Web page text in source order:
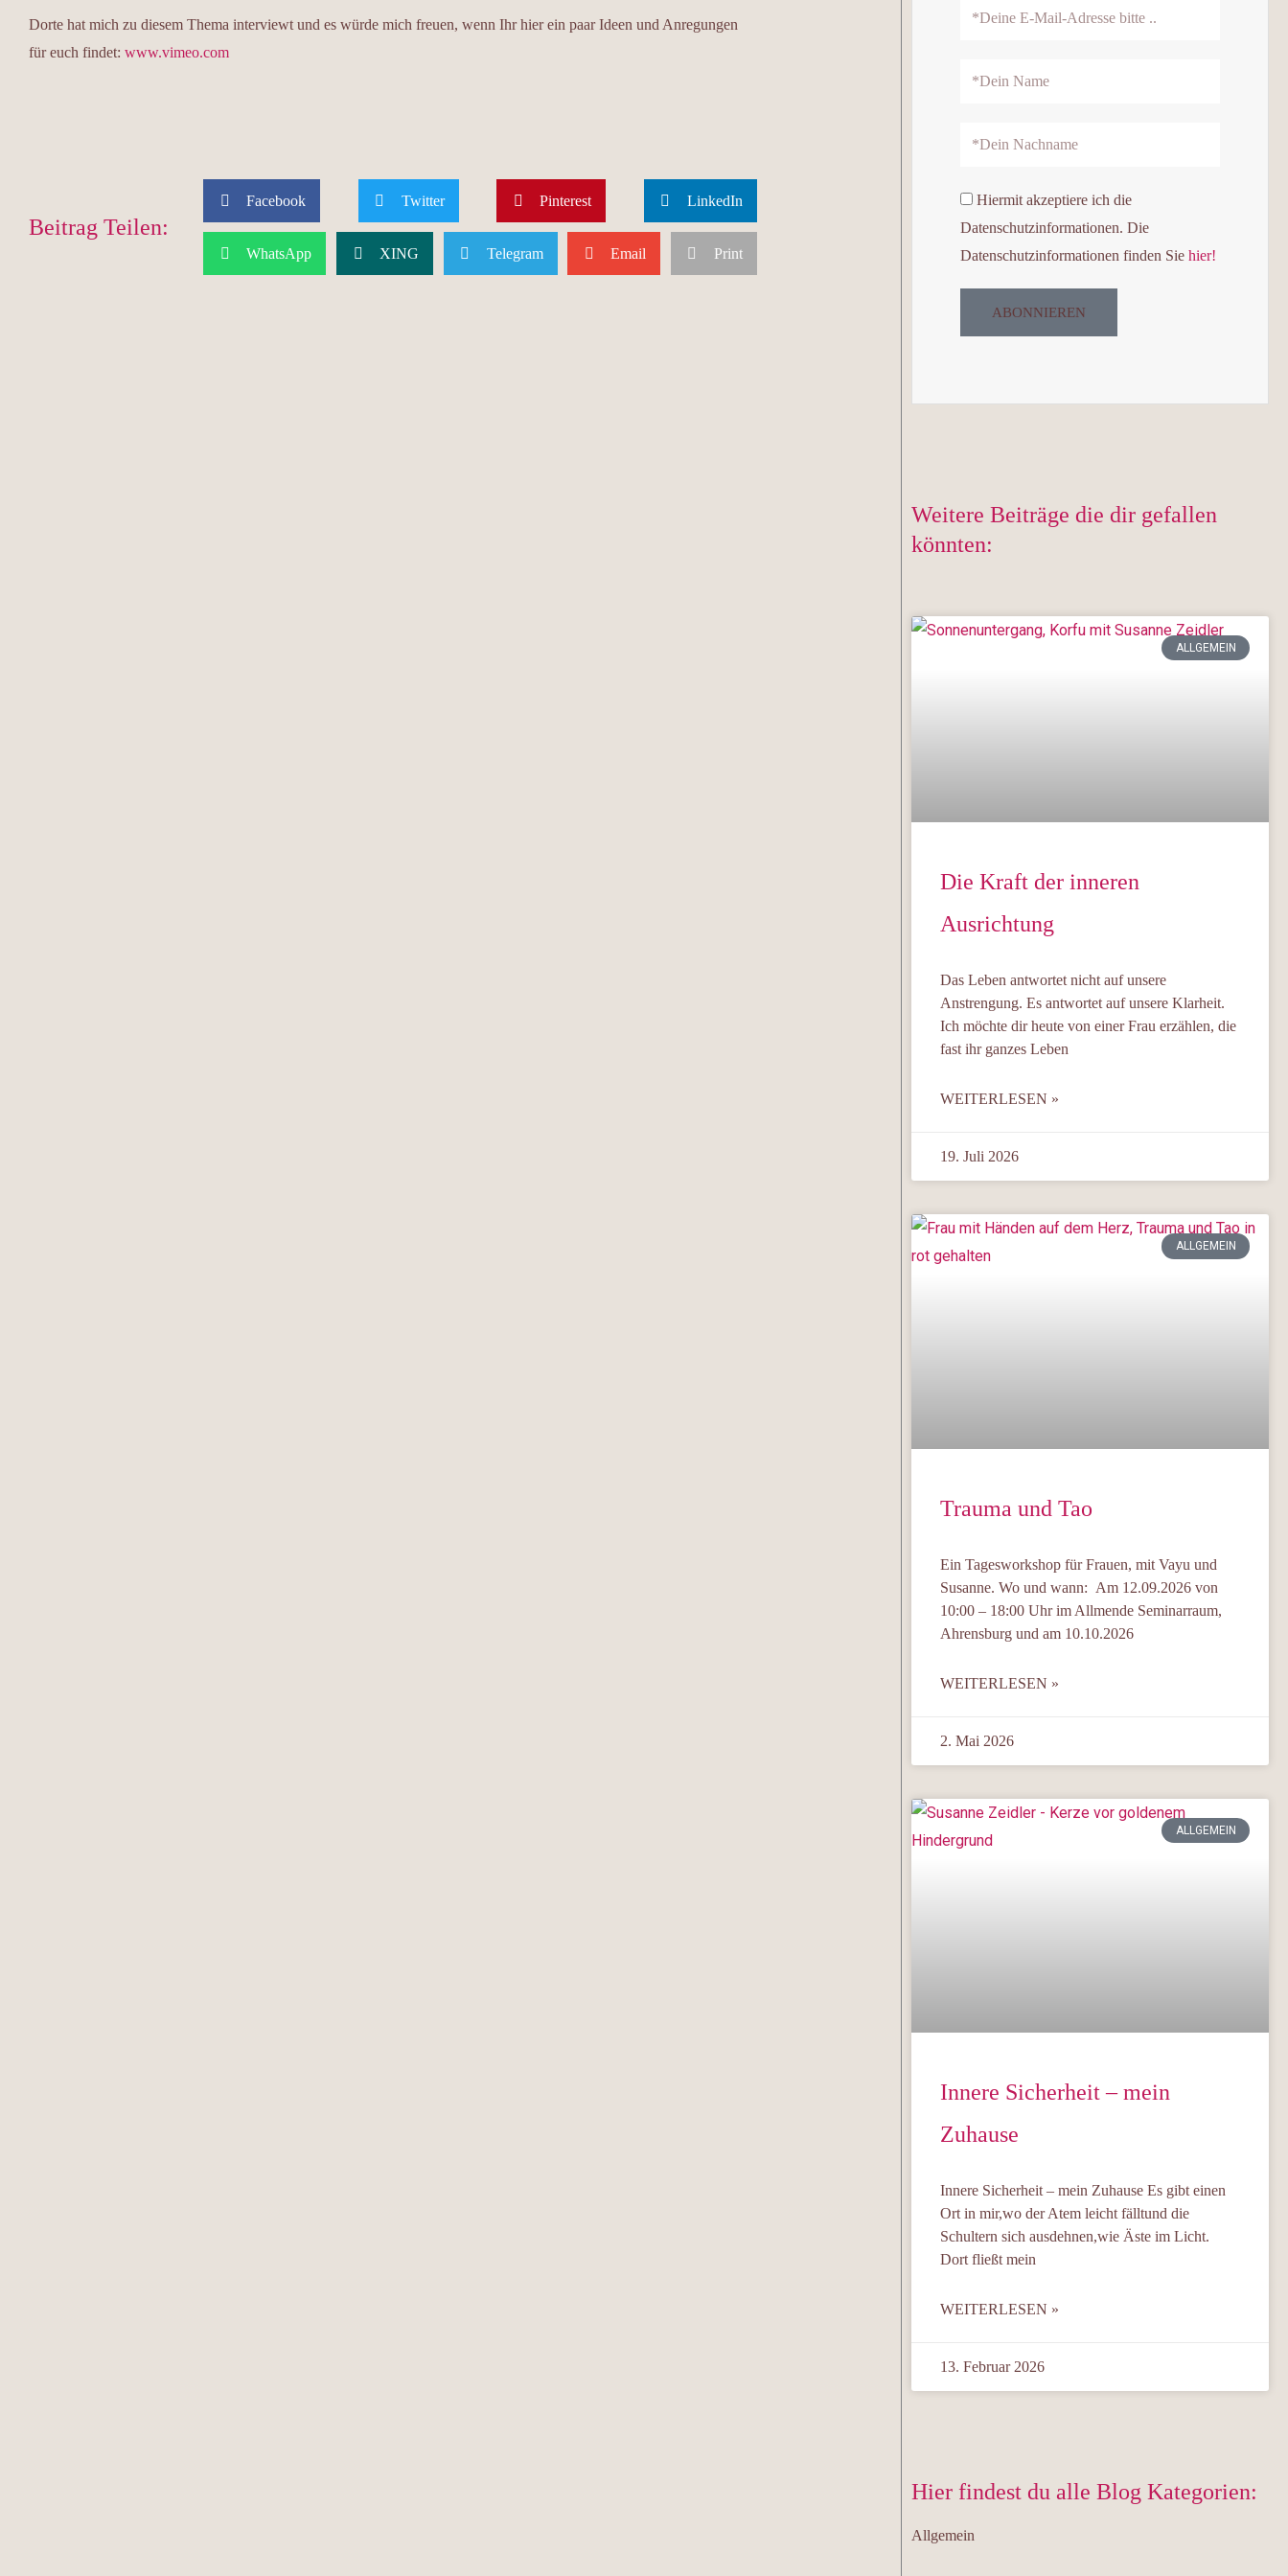
Dorte hat mich zu diesem Thema interviewt und es würde mich freuen, wenn Ihr hier ein paar Ideen und Anregungen
für euch findet: www.vimeo.com
Beitrag Teilen:
Facebook Twitter Pinterest LinkedIn
WhatsApp XING Telegram Email Print
Email
Name
Nachname
Datenschutz
Hiermit akzeptiere ich die
Datenschutzinformationen. Die
Datenschutzinformationen finden Sie hier!
ABONNIEREN
Weitere Beiträge die dir gefallen
könnten:
ALLGEMEIN
Die Kraft der inneren
Ausrichtung
Das Leben antwortet nicht auf unsere
Anstrengung. Es antwortet auf unsere Klarheit.
Ich möchte dir heute von einer Frau erzählen, die
fast ihr ganzes Leben
WEITERLESEN »
19. Juli 2026
ALLGEMEIN
Trauma und Tao
Ein Tagesworkshop für Frauen, mit Vayu und
Susanne. Wo und wann: Am 12.09.2026 von
10:00 – 18:00 Uhr im Allmende Seminarraum,
Ahrensburg und am 10.10.2026
WEITERLESEN »
2. Mai 2026
ALLGEMEIN
Innere Sicherheit – mein
Zuhause
Innere Sicherheit – mein Zuhause Es gibt einen
Ort in mir,wo der Atem leicht fälltund die
Schultern sich ausdehnen,wie Äste im Licht.
Dort fließt mein
WEITERLESEN »
13. Februar 2026
Hier findest du alle Blog Kategorien:
Allgemein